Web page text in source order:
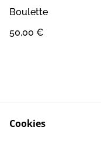
Boulette
50,00 €
Cookies